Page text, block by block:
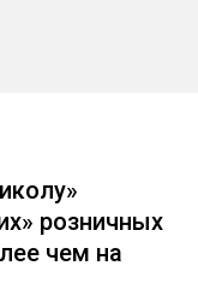
розничных
чем на